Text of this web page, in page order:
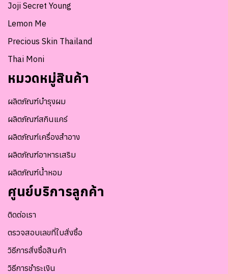
Joji Secret Young
Lemon Me
Precious Skin Thailand
Thai Moni
หมวดหมู่สินค้า
ผลิตภัณฑ์บำรุงผม
ผลิตภัณฑ์สกินแคร์
ผลิตภัณฑ์เครื่องสำอาง
ผลิตภัณฑ์อาหารเสริม
ผลิตภัณฑ์น้ำหอม
ศูนย์บริการลูกค้า
ติดต่อเรา
ตรวจสอบเลขที่ใบสั่งซื้อ
วิธีการสั่งซื้อสินค้า
วิธีการชำระเงิน